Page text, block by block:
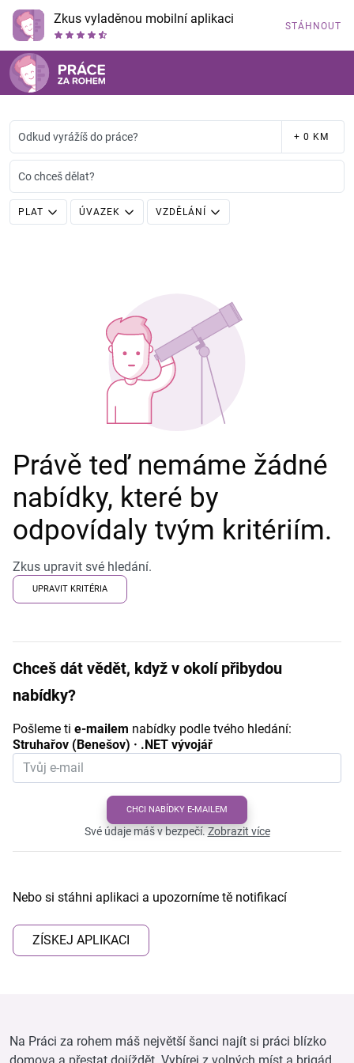
Zkus vyladěnou mobilní aplikaci STÁHNOUT
Odkud vyrážíš do práce? + 0 KM
Co chceš dělat?
PLAT ÚVAZEK VZDĚLÁNÍ
Právě teď nemáme žádné
nabídky, které by
odpovídaly tvým kritériím.
Zkus upravit své hledání.
UPRAVIT KRITÉRIA
Chceš dát vědět, když v okolí přibydou
nabídky?
Pošleme ti e-mailem nabídky podle tvého hledání:
Struhařov (Benešov) · .NET vývojář
CHCI NABÍDKY E-MAILEM
Své údaje máš v bezpečí.Zobrazit více
Nebo si stáhni aplikaci a upozorníme tě notifikací
ZÍSKEJ APLIKACI
Na Práci za rohem máš největší šanci najít si práci blízko
domova a přestat dojíždět. Vybírej z volných míst a brigád